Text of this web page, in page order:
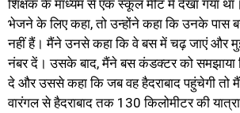
शिक्षक के माध्यम से एक स्कूल मीट में देखा गया
भेजने के लिए कहा, तो उन्होंने कहा कि उनके पास
नहीं हैं। मैंने उनसे कहा कि वे बस में चढ़ जाएं और
नंबर दें। उसके बाद, मैंने बस कंडक्टर को
दे और उससे कहा कि जब वह हैदराबाद पहुंचेगी तो मैं
वारंगल से हैदराबाद तक 130 किलोमीटर की